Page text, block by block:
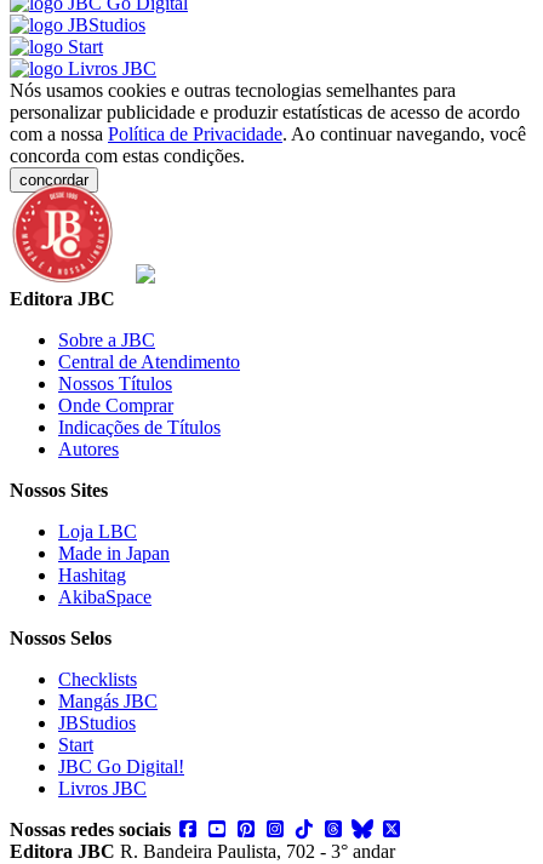
Nós usamos cookies e outras tecnologias semelhantes para
personalizar publicidade e produzir estatísticas de acesso de acordo
com a nossa Política de Privacidade. Ao continuar navegando, você
concorda com estas condições.
concordar
Editora JBC
Sobre a JBC
Central de Atendimento
Nossos Títulos
Onde Comprar
Indicações de Títulos
Autores
Nossos Sites
Loja LBC
Made in Japan
Hashitag
AkibaSpace
Nossos Selos
Checklists
Mangás JBC
JBStudios
Start
JBC Go Digital!
Livros JBC
Nossas redes sociais
Editora JBC R. Bandeira Paulista, 702 - 3° andar